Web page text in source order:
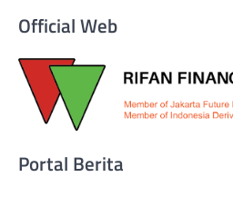
Official Web
Portal Berita